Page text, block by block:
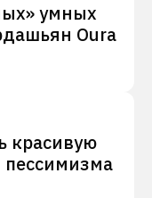
умных
Oura
красивую
пессимизма